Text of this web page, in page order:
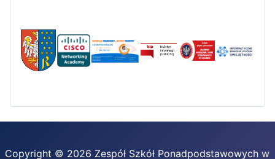
Copyright © 2026 Zespół Szkół Ponadpodstawowych w